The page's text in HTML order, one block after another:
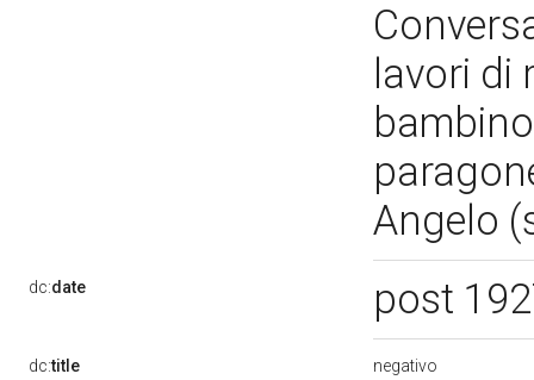
lavori
Angelo
dc:date post
dc:title negativo